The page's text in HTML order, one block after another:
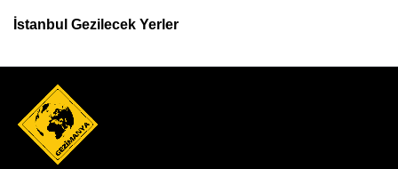
İstanbul Gezilecek Yerler